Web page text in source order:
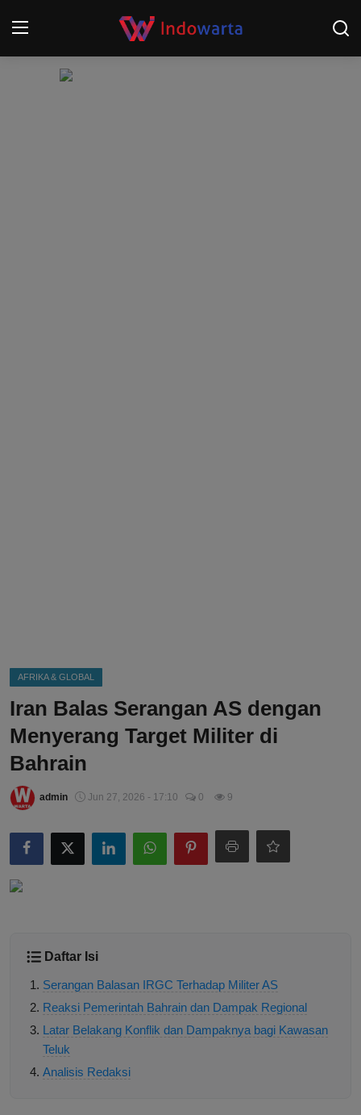
AFRIKA & GLOBAL
Iran Balas Serangan AS dengan
Menyerang Target Militer di
Bahrain
admin Jun 27, 2026 - 17:10 0 9
Daftar Isi
Serangan Balasan IRGC Terhadap Militer AS
Reaksi Pemerintah Bahrain dan Dampak Regional
Latar Belakang Konflik dan Dampaknya bagi Kawasan
Teluk
Analisis Redaksi